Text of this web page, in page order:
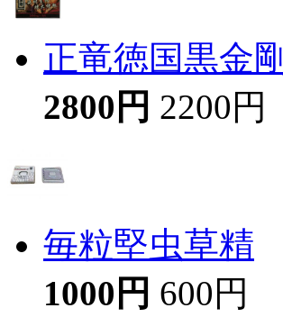
正竜徳国黒金剛
2800円 2200円
毎粒堅虫草精
1000円 600円